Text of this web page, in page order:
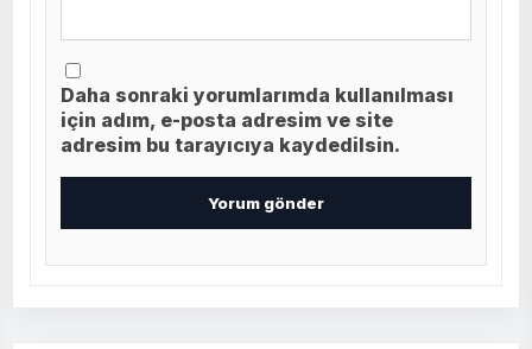
Daha sonraki yorumlarımda kullanılması
için adım, e-posta adresim ve site
adresim bu tarayıcıya kaydedilsin.